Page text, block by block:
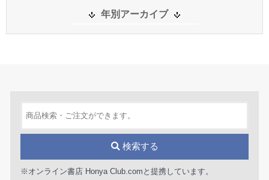
年別アーカイブ
検索する
※オンライン書店 Honya Club.comと提携しています。